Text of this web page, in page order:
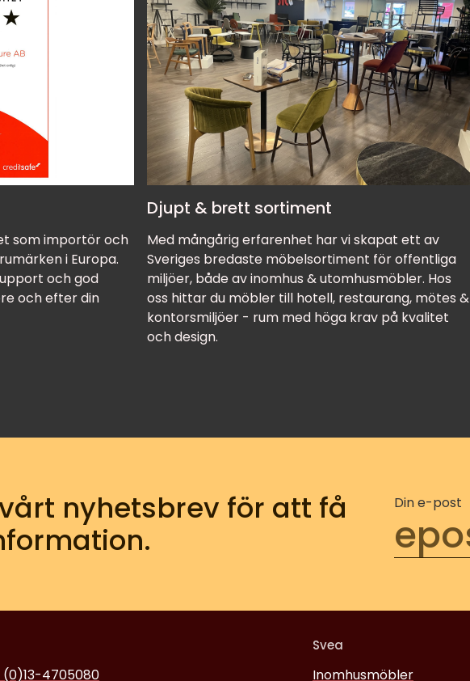
som importör och
i Europa.
och god
och efter din
Djupt & brett sortiment
Med mångårig erfarenhet har vi skapat ett av
Sveriges bredaste möbelsortiment för offentliga
miljöer, både av inomhus & utomhusmöbler. Hos
oss hittar du möbler till hotell, restaurang, mötes &
kontorsmiljöer - rum med höga krav på kvalitet
och design.
nyhetsbrev för att få
Din e-post
(0)13-4705080
Svea
Inomhusmöbler